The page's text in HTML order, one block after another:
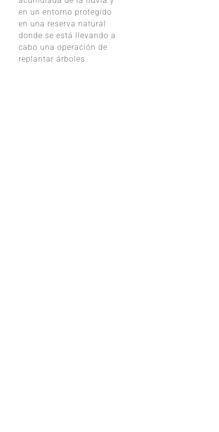
en un entorno protegido
en una reserva natural
donde se está llevando a
cabo una operación de
replantar árboles.